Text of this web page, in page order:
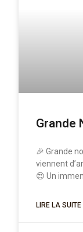
Grande
🎉 Grande
viennent
😍 Un
LIRE LA SUITE